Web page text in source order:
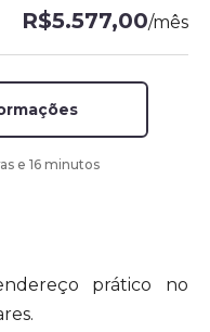
R$5.577,00/mês
e 16 minutos
prático no